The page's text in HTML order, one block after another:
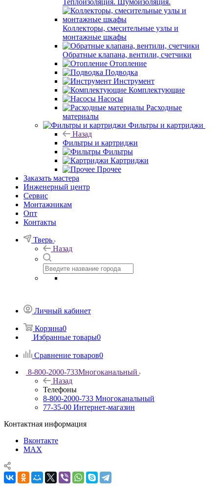
Теплоизоляция. Шумоизоляция.
Коллекторы, смесительные узлы и
монтажные шкафы
Обратные клапана, вентили, счетчики
Отопление
Подводка
Инструмент
Комплектующие
Насосы
Расходные
материалы
Фильтры и картриджи
Назад
Фильтры и картриджи
Фильтры
Картриджи
Прочее
Заказать мастера
Инженерный центр
Сервис
Монтажникам
Опт
Контакты
Тверь
Назад
Личный кабинет
Корзина0
Избранные товары0
Сравнение товаров0
8-800-2000-733Многоканальный
Назад
Телефоны
8-800-2000-733 Многоканальный
77-35-00 Интернет-магазин
Контактная информация
Вконтакте
MAX